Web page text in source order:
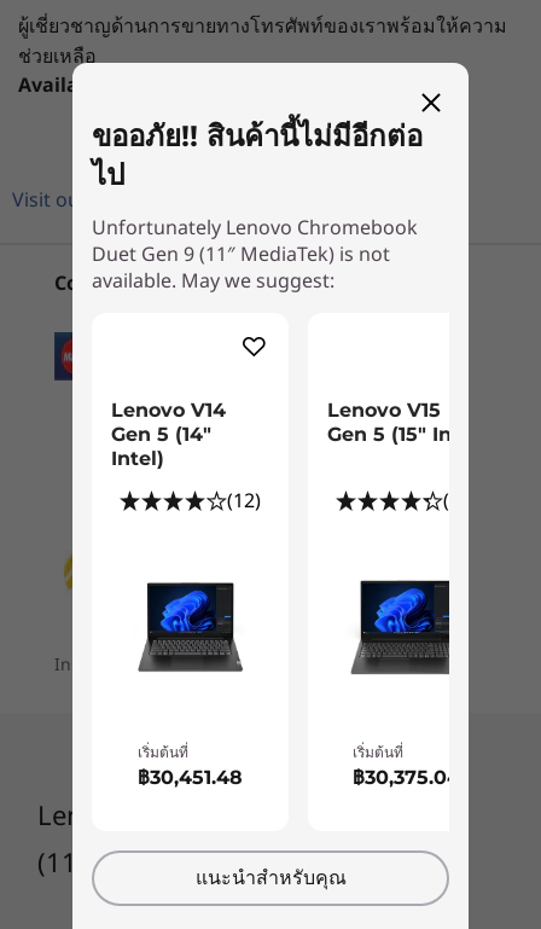
Boost Productivity
MediaTek Kompanio 838 processor, NPU, and
plenty of memory.Fast Boot gets you going in
under 10 seconds, and on-device AI processing
scales your productivity to the next level,
delivering interactive multimedia experiences
29WHr
Audio
Waves Audio
Smart AMP
Camera
5MP front camera
Specifications may vary depending upon region / model.
Connectivity
Ports/Slots
Headphone / mic combo
USB port transfer speeds are approximate and depend on many factors, such as
processing capability of host/peripheral devices, file attributes, system configuration
WiFi 6 2x2 11ax
Bluetooth
Specifications may vary depending upon region / model.
USB-C 3.2 (5Gb transfer speed)
Headphone/mic combo
USB-C 3.2 (5Gb transfer speed)
ร้านค้า
ผู้เชี่ยวชาญด้านการขายทางโทรศัพท์ของเราพร้อมให้ความ
ช่วยเหลือ
Available
Visit our FAQ
Convenient Payment Options
Installment plans are available for your order
Lenovo Chromebook Duet Gen 9
(11″ MediaTek)
ขออภัย!! สินค้านี้ไม่มีอีกต่อ
ไป
Unfortunately Lenovo Chromebook
Duet Gen 9 (11″ MediaTek) is not
available. May we suggest:
Lenovo V14
Gen 5 (14″
Intel)
(12)
เริ่มต้นที่
฿30,451.48
Lenovo V15
Gen 5 (15″ Intel)
(18)
เริ่มต้นที่
฿30,375.04
แนะนำสำหรับคุณ